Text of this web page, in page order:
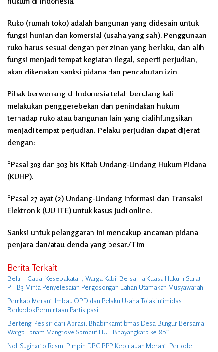
Ruko (rumah toko) adalah bangunan yang didesain untuk
fungsi hunian dan komersial (usaha yang sah). Penggunaan
ruko harus sesuai dengan perizinan yang berlaku, dan alih
fungsi menjadi tempat kegiatan ilegal, seperti perjudian,
akan dikenakan sanksi pidana dan pencabutan izin.
Pihak berwenang di Indonesia telah berulang kali
melakukan penggerebekan dan penindakan hukum
terhadap ruko atau bangunan lain yang dialihfungsikan
menjadi tempat perjudian. Pelaku perjudian dapat dijerat
dengan:
°Pasal 303 dan 303 bis Kitab Undang-Undang Hukum Pidana
(KUHP).
°Pasal 27 ayat (2) Undang-Undang Informasi dan Transaksi
Elektronik (UU ITE) untuk kasus judi online.
Sanksi untuk pelanggaran ini mencakup ancaman pidana
penjara dan/atau denda yang besar./Tim
Berita Terkait
Belum Capai Kesepakatan, Warga Kabil Bersama Kuasa Hukum Surati
PT B3 Minta Penyelesaian Pengosongan Lahan Utamakan Musyawarah
Pemkab Meranti Imbau OPD dan Pelaku Usaha Tolak Intimidasi
Berkedok Permintaan Partisipasi
Bentengi Pesisir dari Abrasi, Bhabinkamtibmas Desa Bungur Bersama
Warga Tanam Mangrove Sambut HUT Bhayangkara ke-80″
Noli Sugiharto Resmi Pimpin DPC PPP Kepulauan Meranti Periode